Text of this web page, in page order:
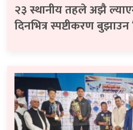
२३ स्थानीय तहले अझै
दिनभित्र स्पष्टीकरण बुझाउन